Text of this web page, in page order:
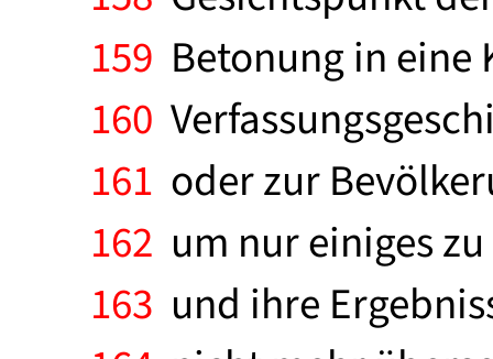
159 Betonung in
160
161 oder zur
162 um nur einiges
163 und ihre